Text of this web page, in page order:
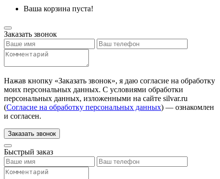
Ваша корзина пуста!
Заказать звонок
Нажав кнопку «Заказать звонок», я даю согласие на обработку
моих персональных данных. С условиями обработки
персональных данных, изложенными на сайте silvar.ru
(Согласие на обработку персональных данных) — ознакомлен
и согласен.
Заказать звонок
Быстрый заказ